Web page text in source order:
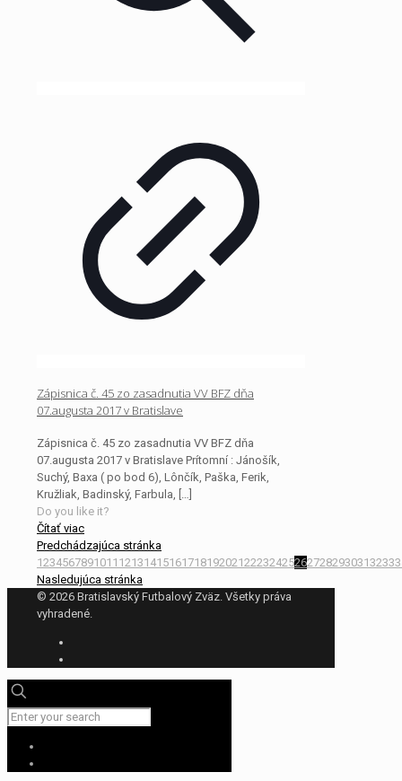
Zápisnica č. 45 zo zasadnutia VV BFZ dňa
07.augusta 2017 v Bratislave
Zápisnica č. 45 zo zasadnutia VV BFZ dňa
07.augusta 2017 v Bratislave Prítomní : Jánošík,
Suchý, Baxa ( po bod 6), Lônčík, Paška, Ferik,
Kružliak, Badinský, Farbula, […]
Do you like it?
Čítať viac
Predchádzajúca stránka
1234567891011 12131415161718192021222324252627282930313233
Nasledujúca stránka
© 2026 Bratislavský Futbalový Zväz. Všetky práva
vyhradené.